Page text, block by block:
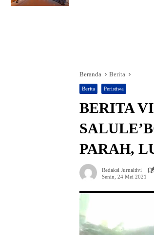
Beranda Berita
Berita Peristiwa
BERITA
PARAH,
Redaksi Jurnaltivi
Senin, 24 Mei 2021